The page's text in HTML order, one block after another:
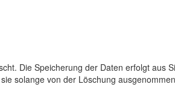
Die Speicherung der Daten erfolgt aus
solange von der Löschung